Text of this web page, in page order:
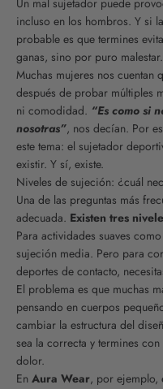
incluso en los hombros. Y si
probable es que termines
ganas, sino por puro malestar.
Muchas mujeres nos cuentan
después de probar múltiples
ni comodidad. “Es como si
nosotras”, nos decían. Por
este tema: el sujetador
existir. Y sí, existe.
Niveles de sujeción: ¿cuál
Una de las preguntas más
adecuada. Existen tres
Para actividades suaves
sujeción media. Pero para
deportes de contacto,
El problema es que muchas
pensando en cuerpos
cambiar la estructura del
sea la correcta y termines
dolor.
En Aura Wear, por ejemplo,